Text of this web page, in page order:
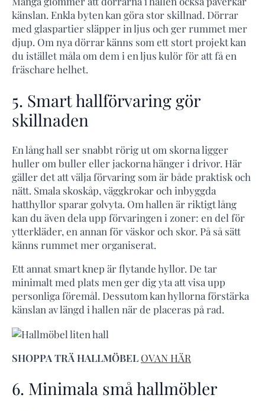
känslan. Enkla byten kan göra stor skillnad. Dörrar
med glaspartier släpper in ljus och ger rummet mer
djup. Om nya dörrar känns som ett stort projekt kan
du istället måla om dem i en ljus kulör för att få en
fräschare helhet.
5. Smart hallförvaring gör
skillnaden
En lång hall ser snabbt rörig ut om skorna ligger
huller om buller eller jackorna hänger i drivor. Här
gäller det att välja förvaring som är både praktisk och
nätt. Smala skoskåp, väggkrokar och inbyggda
hatthyllor sparar golvyta. Om hallen är riktigt lång
kan du även dela upp förvaringen i zoner: en del för
ytterkläder, en annan för väskor och skor. På så sätt
känns rummet mer organiserat.
Ett annat smart knep är flytande hyllor. De tar
minimalt med plats men ger dig yta att visa upp
personliga föremål. Dessutom kan hyllorna förstärka
känslan av längd i hallen när de placeras på rad.
SHOPPA TRÄ HALLMÖBEL OVAN HÄR
6. Minimala små hallmöbler